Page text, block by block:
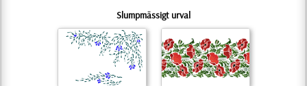
Slumpmässigt urval